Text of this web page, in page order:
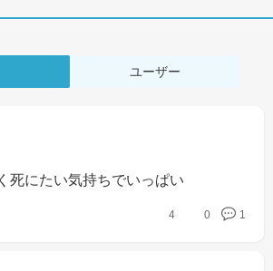
ユーザー
死にたい気持ちでいっぱい
4 0 1